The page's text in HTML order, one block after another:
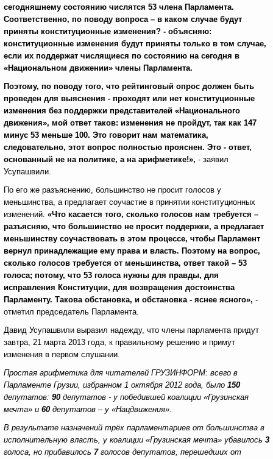
сегодняшнему состоянию числятся 53 члена Парламента.
Соответственно, по поводу вопроса – в каком случае будут
приняты конституционные изменения? - объясняю:
конституционные изменения будут приняты только в том случае,
если их поддержат числящиеся по состоянию на сегодня в
«Национальном движении» члены Парламента.
Поэтому, по поводу того, что рейтинговый опрос должен быть
проведен для выяснения - проходят или нет конституционные
изменения без поддержки представителей «Национального
движения», мой ответ таков: изменения не пройдут, так как 147
минус 53 меньше 100. Это говорит нам математика,
следовательно, этот вопрос полностью прояснен. Это - ответ,
основанный не на политике, а на арифметике!», - заявил
Усупашвили.
По его же разъяснению, большинство не просит голосов у
меньшинства, а предлагает соучастие в принятии конституционных
изменений. «Что касается того, сколько голосов нам требуется –
разъясняю, что большинство не просит поддержки, а предлагает
меньшинству соучаствовать в этом процессе, чтобы Парламент
вернул принадлежащие ему права и власть. Поэтому на вопрос,
сколько голосов требуется от меньшинства, ответ такой – 53
голоса; потому, что 53 голоса нужны для правды, для
исправления Конституции, для возвращения достоинства
Парламенту. Такова обстановка, и обстановка - яснее ясного», -
отметил председатель Парламента.
Давид Усупашвили выразил надежду, что члены парламента придут
завтра, 21 марта 2013 года, к правильному решению и примут
изменения в первом слушании.
Простая арифметика для читателей ГРУЗИНФОРМ: всего в
Парламенте Грузии, избранном 1 октября 2012 года, было 150
депутатов: 90 депутатов - у победившей коалиции «Грузинская
мечта» и 60 депутатов – у «Нацдвижения».
В результате назначений трёх парламентариев от большинства в
исполнительную власть, у коалиции «Грузинская мечта» убавилось 3
голоса, но прибавилось 7 голосов депутатов, перешедших от